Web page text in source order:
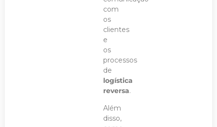
com
os
clientes
e
os
processos
de
logística
reversa.
Além
disso,